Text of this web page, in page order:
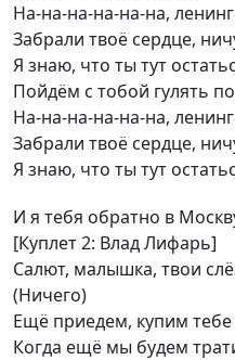
На-на-на-на-на-на,
Забрали твоё сердце,
Я знаю, что ты тут
Пойдём с тобой гулять
На-на-на-на-на-на,
Забрали твоё сердце,
Я знаю, что ты тут
И я тебя обратно в
[Куплет 2: Влад Лифарь]
Салют, малышка, твои
(Ничего)
Ещё приедем, купим тебе
Когда ещё мы будем